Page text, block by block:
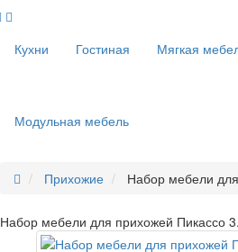
Кухни Гостиная Мягкая
Модульная мебель
Прихожие Набор мебели
Набор мебели для прихожей Пикассо